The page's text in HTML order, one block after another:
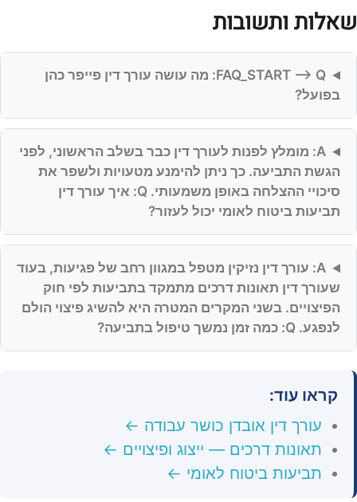
שאלות ותשובות
FAQ_START –> Q: מה עושה עורך דין פייפר כהן
בפועל?
A: מומלץ לפנות לעורך דין כבר בשלב הראשוני, לפני
הגשת התביעה. כך ניתן להימנע מטעויות ולשפר את
סיכויי ההצלחה באופן משמעותי. Q: איך עורך דין
תביעות ביטוח לאומי יכול לעזור?
A: עורך דין נזיקין מטפל במגוון רחב של פגיעות, בעוד
שעורך דין תאונות דרכים מתמקד בתביעות לפי חוק
הפיצויים. בשני המקרים המטרה היא להשיג פיצוי הולם
לנפגע. Q: כמה זמן נמשך טיפול בתביעה?
קראו עוד:
עורך דין אובדן כושר עבודה ←
תאונות דרכים — ייצוג ופיצויים ←
תביעות ביטוח לאומי ←